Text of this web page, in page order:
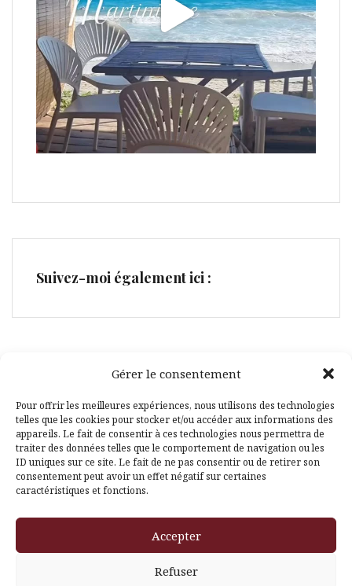
Gérer le consentement
Pour offrir les meilleures expériences, nous utilisons des technologies
telles que les cookies pour stocker et/ou accéder aux informations des
appareils. Le fait de consentir à ces technologies nous permettra de
traiter des données telles que le comportement de navigation ou les
ID uniques sur ce site. Le fait de ne pas consentir ou de retirer son
consentement peut avoir un effet négatif sur certaines
caractéristiques et fonctions.
Accepter
Refuser
Suivez-moi également ici :
Facebook
Pinterest
Themeisle